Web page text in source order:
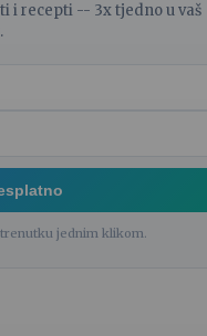
i recepti -- 3x tjedno u vaš
jednim klikom.